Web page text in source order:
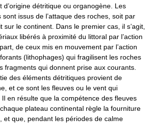
d’origine détritique ou organogène. Les
issus de l’attaque des roches, soit par
sur le continent. Dans le premier cas, il s’agit,
libérés à proximité du littoral par l’action
de ceux mis en mouvement par l’action
(lithophages) qui fragilisent les roches
fragments qui donnent prise aux courants.
des éléments détritiques provient de
et ce sont les fleuves ou le vent qui
Il en résulte que la compétence des fleuves
plateau continental règle la fourniture
et que, pendant les périodes de calme